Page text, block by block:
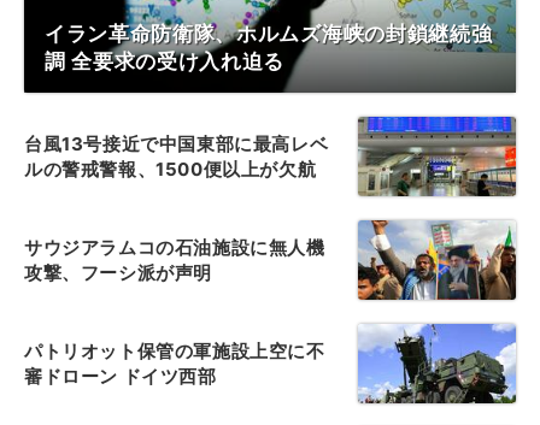
イラン革命防衛隊、ホルムズ海峡の封鎖継続強
調 全要求の受け入れ迫る
台風13号接近で中国東部に最高レベ
ルの警戒警報、1500便以上が欠航
サウジアラムコの石油施設に無人機
攻撃、フーシ派が声明
パトリオット保管の軍施設上空に不
審ドローン ドイツ西部